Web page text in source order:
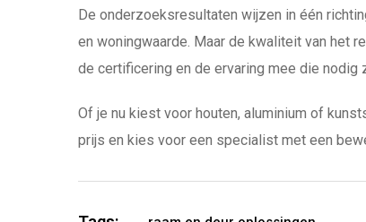
De onderzoeksresultaten wijzen in één
en woningwaarde. Maar de kwaliteit van het
de certificering en de ervaring mee die nodig
Of je nu kiest voor houten, aluminium of
prijs en kies voor een specialist met een